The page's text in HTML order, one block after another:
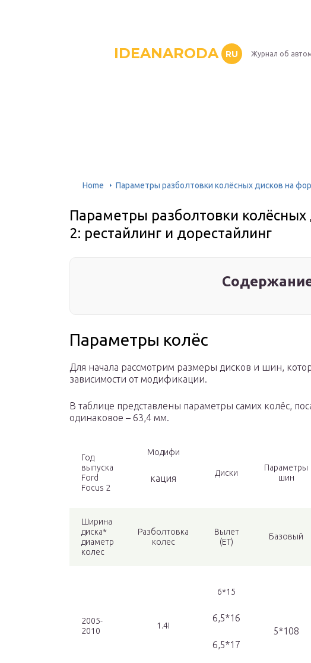
IDEANARODA RU Журнал об
Home Параметры разболтовки колёсных дисков на
Параметры разболтовки
2: рестайлинг и дорестайлинг
Параметры колёс
Для начала рассмотрим размеры дисков и шин,
зависимости от модификации.
В таблице представлены параметры самих колёс,
одинаковое – 63,4 мм.
Год
выпуска
Ford
Focus 2
Модифи
кация Диски
Параметры
шин
Ширина
диска*
диаметр
колес
Разболтовка
колес
Вылет
(ЕТ)
Базовый
2005-
2010
1.4I
6*15
6,5*16
6,5*17
5*108